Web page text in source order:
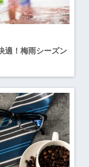
適！梅雨シーズン